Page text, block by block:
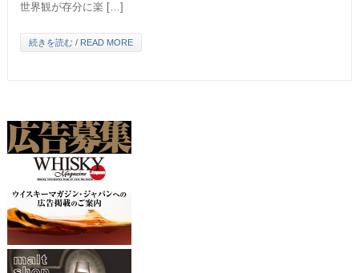
世界観が存分に楽 […]
続きを読む / READ MORE